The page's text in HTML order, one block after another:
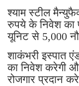
श्याम स्टील
रुपये के निवेश का
यूनिट से 5,000
शाकंभरी इस्पात
का निवेश करेगी
रोजगार प्रदान